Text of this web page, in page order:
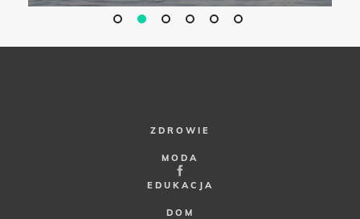
ZDROWIE
MODA
EDUKACJA
DOM